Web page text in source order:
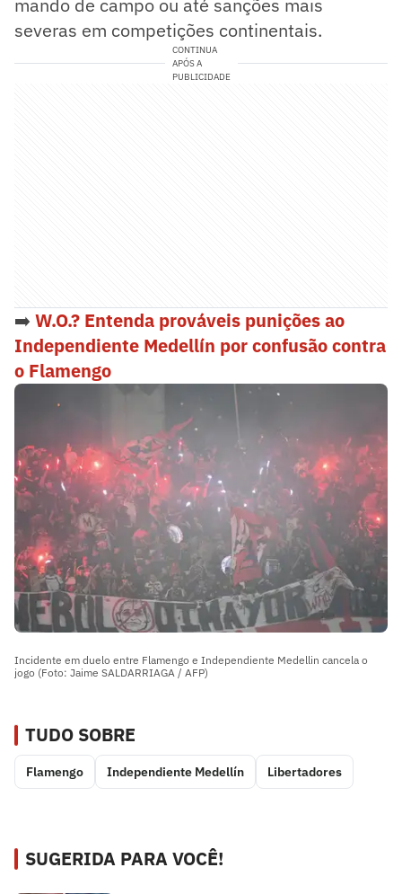
severas em competições continentais.
CONTINUA
APÓS A
PUBLICIDADE
➡️ W.O.? Entenda prováveis punições ao
Independiente Medellín por confusão contra
o Flamengo
Incidente em duelo entre Flamengo e Independiente Medellin cancela o
jogo (Foto: Jaime SALDARRIAGA / AFP)
TUDO SOBRE
Flamengo Independiente Medellín Libertadores
SUGERIDA PARA VOCÊ!